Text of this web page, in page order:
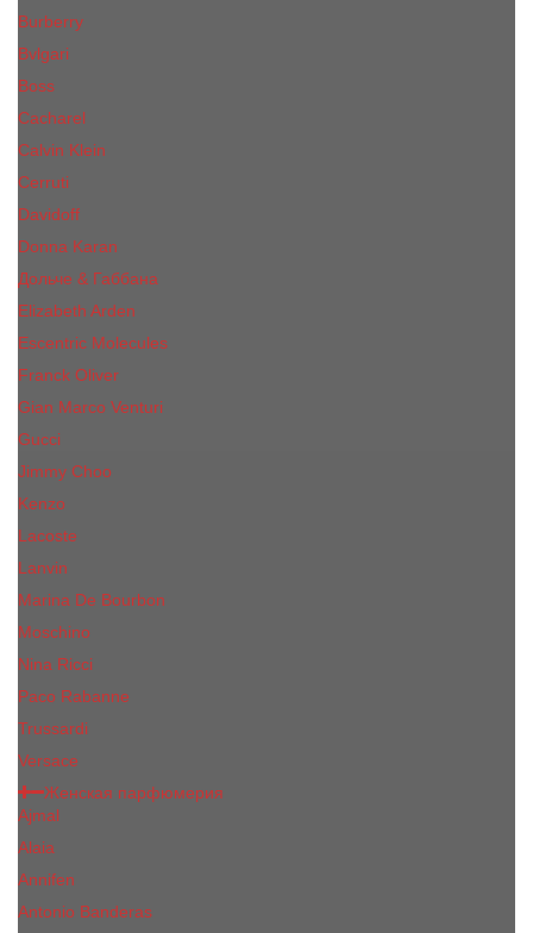
Burberry
Bvlgari
Boss
Cacharel
Calvin Klein
Cerruti
Davidoff
Donna Karan
Дольче & Габбана
Elizabeth Arden
Escentric Molecules
Franck Oliver
Gian Marco Venturi
Gucci
Jimmy Choo
Kenzo
Lacoste
Lanvin
Marina De Bourbon
Moschino
Nina Ricci
Paco Rabanne
Trussardi
Versace
Женская парфюмерия
Ajmal
Alaia
Annifen
Antonio Banderas